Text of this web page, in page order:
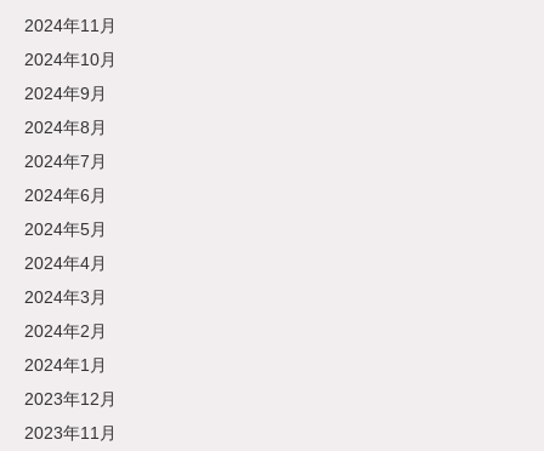
2024年11月
2024年10月
2024年9月
2024年8月
2024年7月
2024年6月
2024年5月
2024年4月
2024年3月
2024年2月
2024年1月
2023年12月
2023年11月